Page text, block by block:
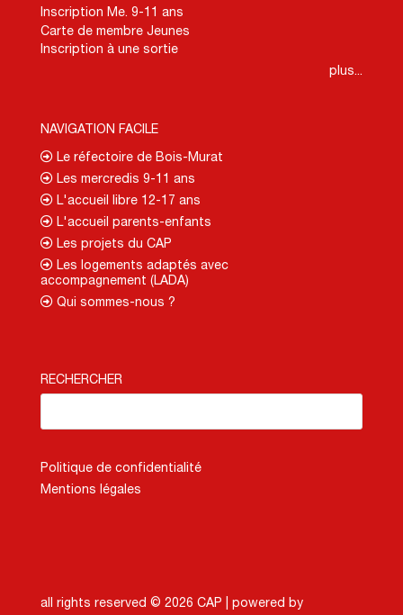
Inscription Me. 9-11 ans
Carte de membre Jeunes
Inscription à une sortie
plus...
NAVIGATION FACILE
Le réfectoire de Bois-Murat
Les mercredis 9-11 ans
L'accueil libre 12-17 ans
L'accueil parents-enfants
Les projets du CAP
Les logements adaptés avec
accompagnement (LADA)
Qui sommes-nous ?
RECHERCHER
Politique de confidentialité
Mentions légales
all rights reserved © 2026 CAP | powered by